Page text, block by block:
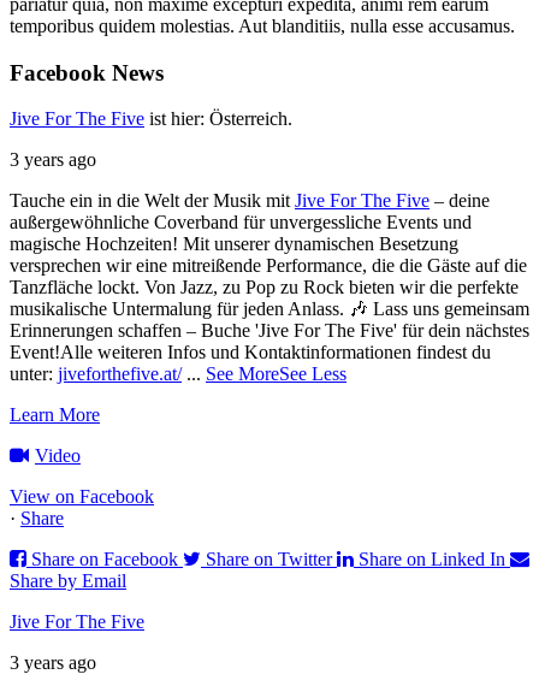
temporibus quidem molestias. Aut blanditiis, nulla esse accusamus.
Facebook News
Jive For The Five ist hier: Österreich.
3 years ago
Tauche ein in die Welt der Musik mit Jive For The Five – deine
außergewöhnliche Coverband für unvergessliche Events und
magische Hochzeiten! Mit unserer dynamischen Besetzung
versprechen wir eine mitreißende Performance, die die Gäste auf die
Tanzfläche lockt. Von Jazz, zu Pop zu Rock bieten wir die perfekte
musikalische Untermalung für jeden Anlass. 🎶 Lass uns gemeinsam
Erinnerungen schaffen – Buche 'Jive For The Five' für dein nächstes
Event!Alle weiteren Infos und Kontaktinformationen findest du
unter: jiveforthefive.at/ ... See MoreSee Less
Learn More
Video
View on Facebook
· Share
Share on Facebook
Share on Twitter
Share on Linked In
Share by Email
Jive For The Five
3 years ago